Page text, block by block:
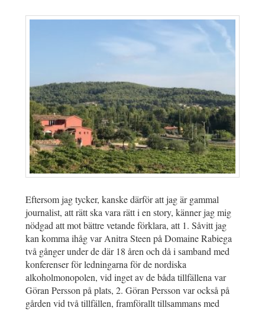
Eftersom jag tycker, kanske därför att jag är gammal
journalist, att rätt ska vara rätt i en story, känner jag mig
nödgad att mot bättre vetande förklara, att 1. Såvitt jag
kan komma ihåg var Anitra Steen på Domaine Rabiega
två gånger under de där 18 åren och då i samband med
konferenser för ledningarna för de nordiska
alkoholmonopolen, vid inget av de båda tillfällena var
Göran Persson på plats, 2. Göran Persson var också på
gården vid två tillfällen, framförallt tillsammans med